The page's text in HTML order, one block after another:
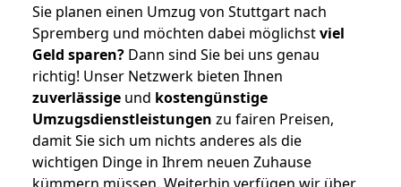
Sie planen einen Umzug von Stuttgart nach
Spremberg und möchten dabei möglichstviel
Geld sparen? Dann sind Sie bei uns genau
richtig! Unser Netzwerk bieten Ihnen
zuverlässige und kostengünstige
Umzugsdienstleistungen zu fairen Preisen,
damit Sie sich um nichts anderes als die
wichtigen Dinge in Ihrem neuen Zuhause